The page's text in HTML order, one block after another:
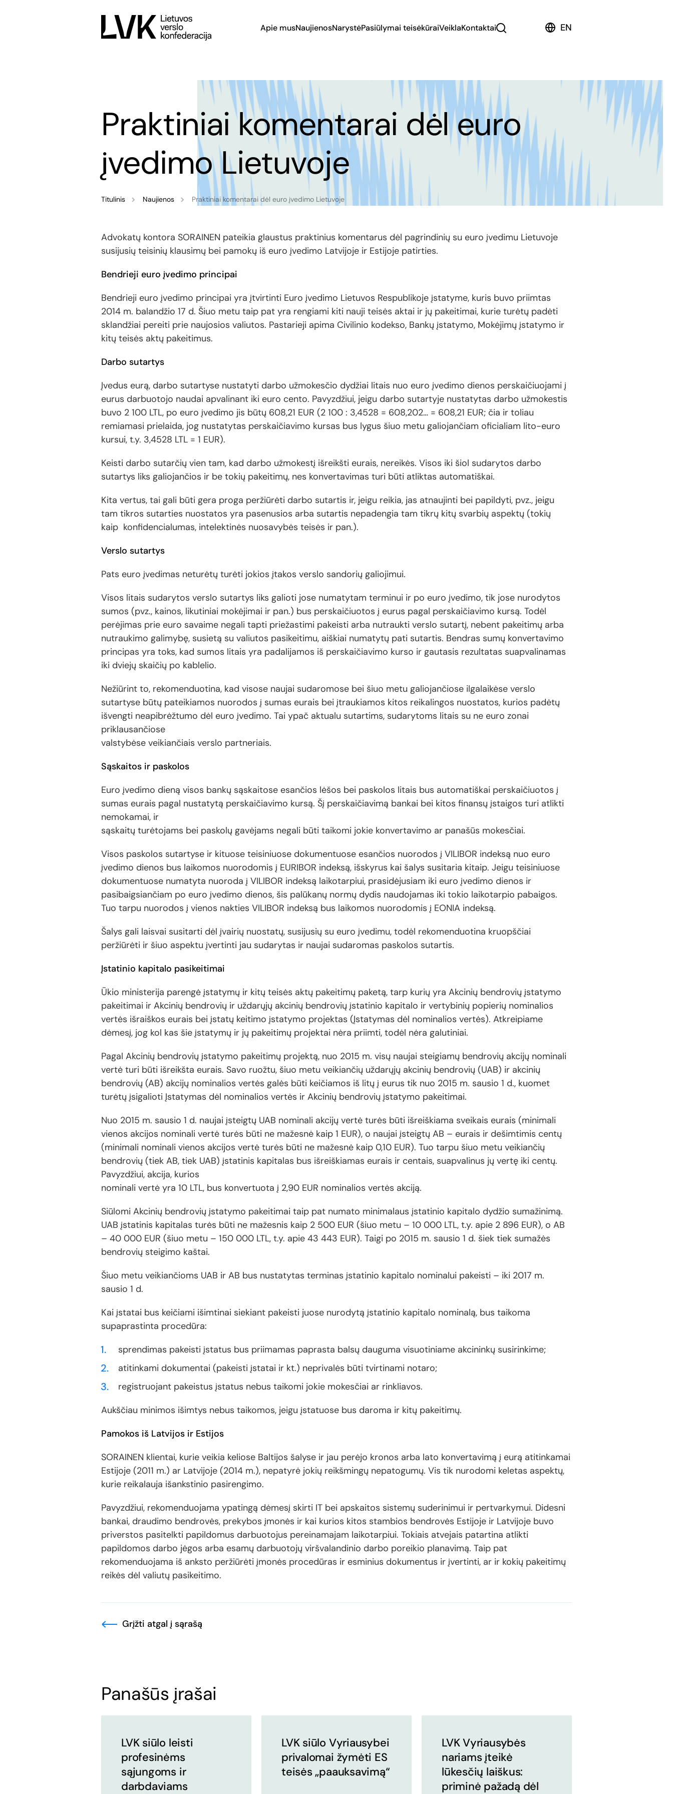
Apie musNaujienosNarystėPasiūlymai teisėkūraiVeiklaKontaktai EN
Praktiniai komentarai dėl euro
įvedimo Lietuvoje
Titulinis Naujienos Praktiniai komentarai dėl euro įvedimo Lietuvoje
Advokatų kontora SORAINEN pateikia glaustus praktinius komentarus dėl pagrindinių su euro įvedimu Lietuvoje
susijusių teisinių klausimų bei pamokų iš euro įvedimo Latvijoje ir Estijoje patirties.
Bendrieji euro įvedimo principai
Bendrieji euro įvedimo principai yra įtvirtinti Euro įvedimo Lietuvos Respublikoje įstatyme, kuris buvo priimtas
2014 m. balandžio 17 d. Šiuo metu taip pat yra rengiami kiti nauji teisės aktai ir jų pakeitimai, kurie turėtų padėti
sklandžiai pereiti prie naujosios valiutos. Pastarieji apima Civilinio kodekso, Bankų įstatymo, Mokėjimų įstatymo ir
kitų teisės aktų pakeitimus.
Darbo sutartys
Įvedus eurą, darbo sutartyse nustatyti darbo užmokesčio dydžiai litais nuo euro įvedimo dienos perskaičiuojami į
eurus darbuotojo naudai apvalinant iki euro cento. Pavyzdžiui, jeigu darbo sutartyje nustatytas darbo užmokestis
buvo 2 100 LTL, po euro įvedimo jis būtų 608,21 EUR (2 100 : 3,4528 = 608,202… = 608,21 EUR; čia ir toliau
remiamasi prielaida, jog nustatytas perskaičiavimo kursas bus lygus šiuo metu galiojančiam oficialiam lito-euro
kursui, t.y. 3,4528 LTL = 1 EUR).
Keisti darbo sutarčių vien tam, kad darbo užmokestį išreikšti eurais, nereikės. Visos iki šiol sudarytos darbo
sutartys liks galiojančios ir be tokių pakeitimų, nes konvertavimas turi būti atliktas automatiškai.
Kita vertus, tai gali būti gera proga peržiūrėti darbo sutartis ir, jeigu reikia, jas atnaujinti bei papildyti, pvz., jeigu
tam tikros sutarties nuostatos yra pasenusios arba sutartis nepadengia tam tikrų kitų svarbių aspektų (tokių
kaip konfidencialumas, intelektinės nuosavybės teisės ir pan.).
Verslo sutartys
Pats euro įvedimas neturėtų turėti jokios įtakos verslo sandorių galiojimui.
Visos litais sudarytos verslo sutartys liks galioti jose numatytam terminui ir po euro įvedimo, tik jose nurodytos
sumos (pvz., kainos, likutiniai mokėjimai ir pan.) bus perskaičiuotos į eurus pagal perskaičiavimo kursą. Todėl
perėjimas prie euro savaime negali tapti priežastimi pakeisti arba nutraukti verslo sutartį, nebent pakeitimų arba
nutraukimo galimybę, susietą su valiutos pasikeitimu, aiškiai numatytų pati sutartis. Bendras sumų konvertavimo
principas yra toks, kad sumos litais yra padalijamos iš perskaičiavimo kurso ir gautasis rezultatas suapvalinamas
iki dviejų skaičių po kablelio.
Nežiūrint to, rekomenduotina, kad visose naujai sudaromose bei šiuo metu galiojančiose ilgalaikėse verslo
sutartyse būtų pateikiamos nuorodos į sumas eurais bei įtraukiamos kitos reikalingos nuostatos, kurios padėtų
išvengti neapibrėžtumo dėl euro įvedimo. Tai ypač aktualu sutartims, sudarytoms litais su ne euro zonai
priklausančiose
valstybėse veikiančiais verslo partneriais.
Sąskaitos ir paskolos
Euro įvedimo dieną visos bankų sąskaitose esančios lėšos bei paskolos litais bus automatiškai perskaičiuotos į
sumas eurais pagal nustatytą perskaičiavimo kursą. Šį perskaičiavimą bankai bei kitos finansų įstaigos turi atlikti
nemokamai, ir
sąskaitų turėtojams bei paskolų gavėjams negali būti taikomi jokie konvertavimo ar panašūs mokesčiai.
Visos paskolos sutartyse ir kituose teisiniuose dokumentuose esančios nuorodos į VILIBOR indeksą nuo euro
įvedimo dienos bus laikomos nuorodomis į EURIBOR indeksą, išskyrus kai šalys susitaria kitaip. Jeigu teisiniuose
dokumentuose numatyta nuoroda į VILIBOR indeksą laikotarpiui, prasidėjusiam iki euro įvedimo dienos ir
pasibaigsiančiam po euro įvedimo dienos, šis palūkanų normų dydis naudojamas iki tokio laikotarpio pabaigos.
Tuo tarpu nuorodos į vienos nakties VILIBOR indeksą bus laikomos nuorodomis į EONIA indeksą.
Šalys gali laisvai susitarti dėl įvairių nuostatų, susijusių su euro įvedimu, todėl rekomenduotina kruopščiai
peržiūrėti ir šiuo aspektu įvertinti jau sudarytas ir naujai sudaromas paskolos sutartis.
Įstatinio kapitalo pasikeitimai
Ūkio ministerija parengė įstatymų ir kitų teisės aktų pakeitimų paketą, tarp kurių yra Akcinių bendrovių įstatymo
pakeitimai ir Akcinių bendrovių ir uždarųjų akcinių bendrovių įstatinio kapitalo ir vertybinių popierių nominalios
vertės išraiškos eurais bei įstatų keitimo įstatymo projektas (Įstatymas dėl nominalios vertės). Atkreipiame
dėmesį, jog kol kas šie įstatymų ir jų pakeitimų projektai nėra priimti, todėl nėra galutiniai.
Pagal Akcinių bendrovių įstatymo pakeitimų projektą, nuo 2015 m. visų naujai steigiamų bendrovių akcijų nominali
vertė turi būti išreikšta eurais. Savo ruožtu, šiuo metu veikiančių uždarųjų akcinių bendrovių (UAB) ir akcinių
bendrovių (AB) akcijų nominalios vertės galės būti keičiamos iš litų į eurus tik nuo 2015 m. sausio 1 d., kuomet
turėtų įsigalioti Įstatymas dėl nominalios vertės ir Akcinių bendrovių įstatymo pakeitimai.
Nuo 2015 m. sausio 1 d. naujai įsteigtų UAB nominali akcijų vertė turės būti išreiškiama sveikais eurais (minimali
vienos akcijos nominali vertė turės būti ne mažesnė kaip 1 EUR), o naujai įsteigtų AB – eurais ir dešimtimis centų
(minimali nominali vienos akcijos vertė turės būti ne mažesnė kaip 0,10 EUR). Tuo tarpu šiuo metu veikiančių
bendrovių (tiek AB, tiek UAB) įstatinis kapitalas bus išreiškiamas eurais ir centais, suapvalinus jų vertę iki centų.
Pavyzdžiui, akcija, kurios
nominali vertė yra 10 LTL, bus konvertuota į 2,90 EUR nominalios vertės akciją.
Siūlomi Akcinių bendrovių įstatymo pakeitimai taip pat numato minimalaus įstatinio kapitalo dydžio sumažinimą.
UAB įstatinis kapitalas turės būti ne mažesnis kaip 2 500 EUR (šiuo metu – 10 000 LTL, t.y. apie 2 896 EUR), o AB
– 40 000 EUR (šiuo metu – 150 000 LTL, t.y. apie 43 443 EUR). Taigi po 2015 m. sausio 1 d. šiek tiek sumažės
bendrovių steigimo kaštai.
Šiuo metu veikiančioms UAB ir AB bus nustatytas terminas įstatinio kapitalo nominalui pakeisti – iki 2017 m.
sausio 1 d.
Kai įstatai bus keičiami išimtinai siekiant pakeisti juose nurodytą įstatinio kapitalo nominalą, bus taikoma
supaprastinta procedūra:
sprendimas pakeisti įstatus bus priimamas paprasta balsų dauguma visuotiniame akcininkų susirinkime;
atitinkami dokumentai (pakeisti įstatai ir kt.) neprivalės būti tvirtinami notaro;
registruojant pakeistus įstatus nebus taikomi jokie mokesčiai ar rinkliavos.
Aukščiau minimos išimtys nebus taikomos, jeigu įstatuose bus daroma ir kitų pakeitimų.
Pamokos iš Latvijos ir Estijos
SORAINEN klientai, kurie veikia keliose Baltijos šalyse ir jau perėjo kronos arba lato konvertavimą į eurą atitinkamai
Estijoje (2011 m.) ar Latvijoje (2014 m.), nepatyrė jokių reikšmingų nepatogumų. Vis tik nurodomi keletas aspektų,
kurie reikalauja išankstinio pasirengimo.
Pavyzdžiui, rekomenduojama ypatingą dėmesį skirti IT bei apskaitos sistemų suderinimui ir pertvarkymui. Didesni
bankai, draudimo bendrovės, prekybos įmonės ir kai kurios kitos stambios bendrovės Estijoje ir Latvijoje buvo
priverstos pasitelkti papildomus darbuotojus pereinamajam laikotarpiui. Tokiais atvejais patartina atlikti
papildomos darbo jėgos arba esamų darbuotojų viršvalandinio darbo poreikio planavimą. Taip pat
rekomenduojama iš anksto peržiūrėti įmonės procedūras ir esminius dokumentus ir įvertinti, ar ir kokių pakeitimų
reikės dėl valiutų pasikeitimo.
Grįžti atgal į sąrašą
Panašūs įrašai
LVK siūlo leisti
profesinėms
sąjungoms ir
darbdaviams
LVK siūlo Vyriausybei
privalomai žymėti ES
teisės „paauksavimą“
LVK Vyriausybės
nariams įteikė
lūkesčių laiškus:
priminė pažadą dėl